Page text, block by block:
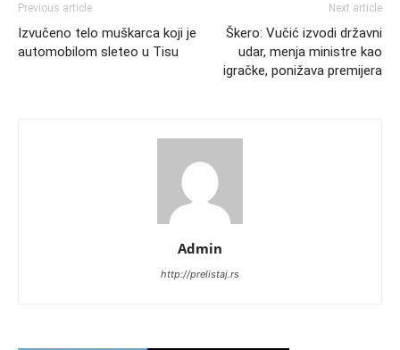
Previous article
Izvučeno telo muškarca koji je
automobilom sleteo u Tisu
Next article
Škero: Vučić izvodi državni
udar, menja ministre kao
igračke, ponižava premijera
Admin
http://prelistaj.rs